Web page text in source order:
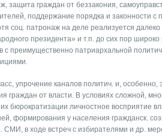
защита граждан от беззакония,
поддержание порядка и законности с
соц. патронаж на деле реализуется далеко
президента» и т.п. до сих пор широко
с преимущественно патриархальной
упрочение каналов политич. и,
граждан от власти. В условиях сложной,
бюрократизации личностное восприятие
формирования у населения гражданск.
в ходе встреч с избирателями и др.